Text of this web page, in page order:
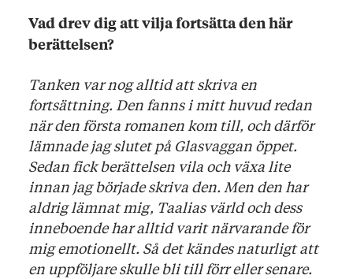
Vad drev dig att vilja fortsätta den här
berättelsen?
Tanken var nog alltid att skriva en
fortsättning. Den fanns i mitt huvud redan
när den första romanen kom till, och därför
lämnade jag slutet på Glasvaggan öppet.
Sedan fick berättelsen vila och växa lite
innan jag började skriva den. Men den har
aldrig lämnat mig, Taalias värld och dess
inneboende har alltid varit närvarande för
mig emotionellt. Så det kändes naturligt att
en uppföljare skulle bli till förr eller senare.